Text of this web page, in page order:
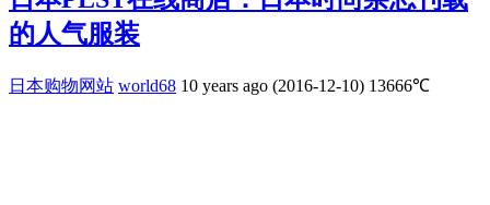
的人气服装
日本购物网站 world68 10 years ago (2016-12-10) 13666℃